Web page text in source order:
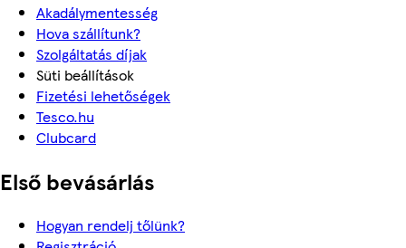
Akadálymentesség
Hova szállítunk?
Szolgáltatás díjak
Süti beállítások
Fizetési lehetőségek
Tesco.hu
Clubcard
Első bevásárlás
Hogyan rendelj tőlünk?